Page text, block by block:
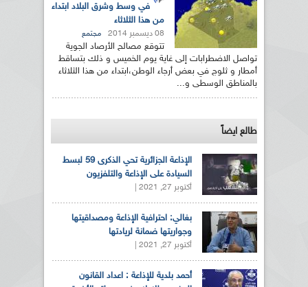
في وسط وشرق البلاد ابتداء
من هذا الثلاثاء
08 ديسمبر 2014 مجتمع
تتوقع مصالح الأرصاد الجوية
تواصل الاضطرابات إلى غاية يوم الخميس و ذلك بتساقط
أمطار و ثلوج في بعض أرجاء الوطن،ابتداء من هذا الثلاثاء
بالمناطق الوسطى و...
طالع ايضاً
الإذاعة الجزائرية تحي الذكرى 59 لبسط
السيادة على الإذاعة والتلفزيون
أكتوبر 27, 2021 |
بغالي: احترافية الإذاعة ومصداقيتها
وجواريتها ضمانة لريادتها
أكتوبر 27, 2021 |
أحمد بلدية للإذاعة : اعداد القانون